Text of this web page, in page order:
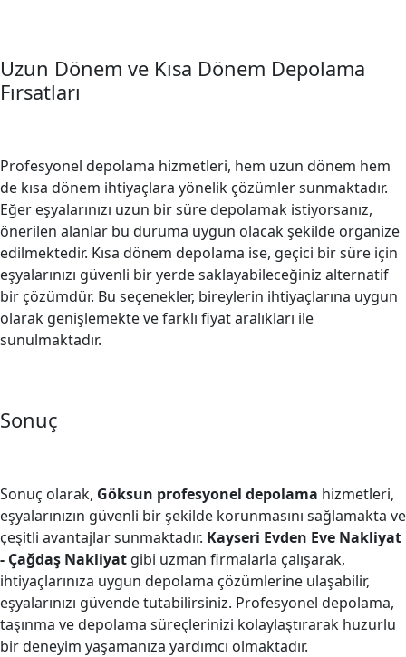
Uzun Dönem ve Kısa Dönem Depolama
Fırsatları
Profesyonel depolama hizmetleri, hem uzun dönem hem
de kısa dönem ihtiyaçlara yönelik çözümler sunmaktadır.
Eğer eşyalarınızı uzun bir süre depolamak istiyorsanız,
önerilen alanlar bu duruma uygun olacak şekilde organize
edilmektedir. Kısa dönem depolama ise, geçici bir süre için
eşyalarınızı güvenli bir yerde saklayabileceğiniz alternatif
bir çözümdür. Bu seçenekler, bireylerin ihtiyaçlarına uygun
olarak genişlemekte ve farklı fiyat aralıkları ile
sunulmaktadır.
Sonuç
Sonuç olarak, Göksun profesyonel depolama hizmetleri,
eşyalarınızın güvenli bir şekilde korunmasını sağlamakta ve
çeşitli avantajlar sunmaktadır. Kayseri Evden Eve Nakliyat
- Çağdaş Nakliyat gibi uzman firmalarla çalışarak,
ihtiyaçlarınıza uygun depolama çözümlerine ulaşabilir,
eşyalarınızı güvende tutabilirsiniz. Profesyonel depolama,
taşınma ve depolama süreçlerinizi kolaylaştırarak huzurlu
bir deneyim yaşamanıza yardımcı olmaktadır.